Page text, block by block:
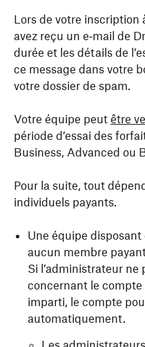
Lors de votre inscription
avez reçu un e‑mail de
durée et les détails de
ce message dans votre
votre dossier de spam.
Votre équipe peut être
période d’essai des
Business, Advanced ou
Pour la suite, tout
individuels payants.
Une équipe disposant
aucun membre
Si l’administrateur ne
concernant le compte
imparti, le compte
automatiquement.